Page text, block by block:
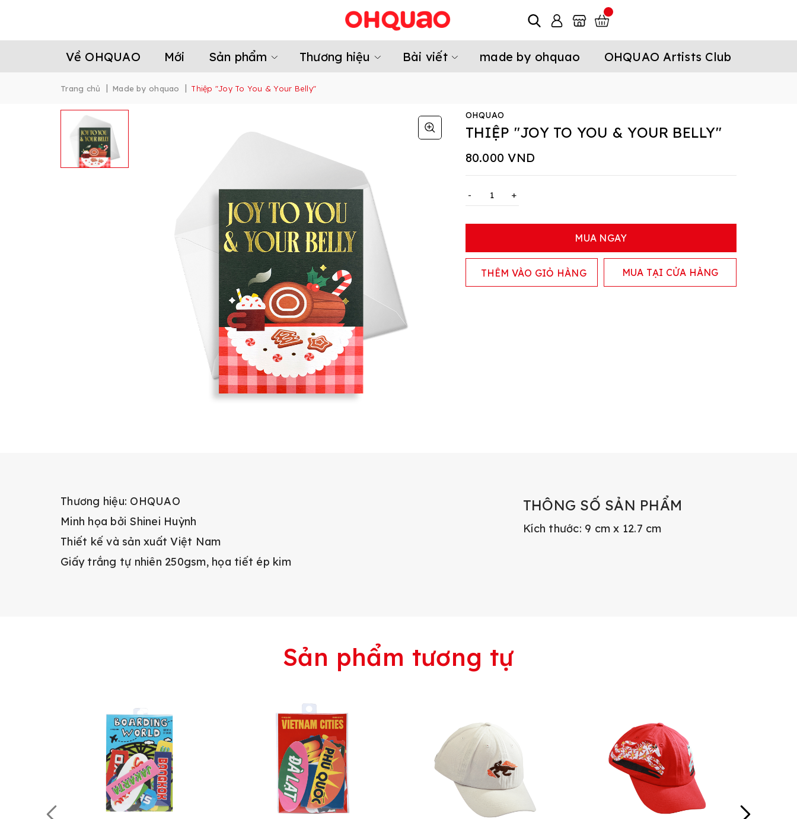
Về OHQUAO Mới Sản phẩm Thương hiệu Bài viết made by ohquao OHQUAO Artists Club
Trang chủ | Made by ohquao | Thiệp "Joy To You & Your Belly"
OHQUAO
THIỆP "JOY TO YOU & YOUR BELLY"
80.000 VND
- +
MUA NGAY
THÊM VÀO GIỎ HÀNG MUA TẠI CỬA HÀNG
Thương hiệu: OHQUAO
Minh họa bởi Shinei Huỳnh
Thiết kế và sản xuất Việt Nam
Giấy trắng tự nhiên 250gsm, họa tiết ép kim
THÔNG SỐ SẢN PHẨM
Kích thước: 9 cm x 12.7 cm
Sản phẩm tương tự